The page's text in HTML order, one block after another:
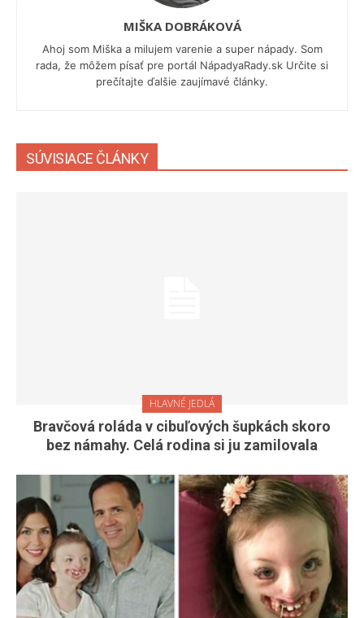
MIŠKA DOBRÁKOVÁ
Ahoj som Miška a milujem varenie a super nápady. Som
rada, že môžem písať pre portál NápadyaRady.sk Určite si
prečítajte ďalšie zaujímavé články.
SÚVISIACE ČLÁNKY
HLAVNÉ JEDLÁ
Bravčová roláda v cibuľových šupkách skoro
bez námahy. Celá rodina si ju zamilovala